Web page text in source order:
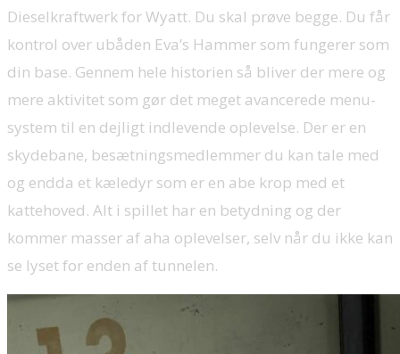
Dieselkraftwerk for Wyatt. Du skal prøve begge. Du får
kontrol over ubåden Eva’s Hammer som fungerer som
din base. Gennem hele historien så bliver der mere og
mere aktivitet som gør det meget avancerede menu-
system til en dejligt indlevende oplevelse. Der er en
skydebane, besætningsmedlemmer du kan tale med
og endda et kæledyr som er en abe krop med et
kattehoved. Alt i spillet har en betydning og der
kommer masser af aha oplevelser, selv når du ikke kan
se lyset for enden af tunnelen.